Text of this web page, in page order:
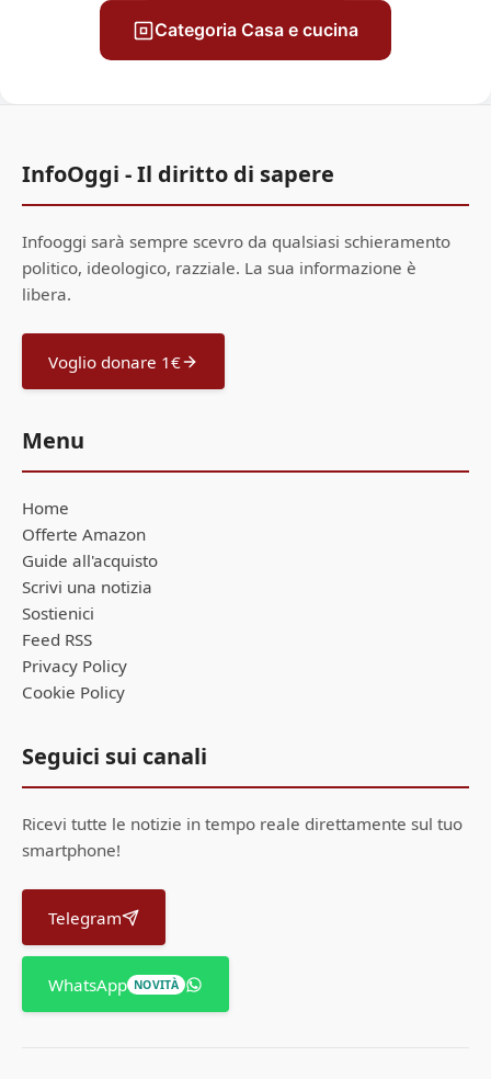
Categoria Casa e cucina
InfoOggi - Il diritto di sapere
Infooggi sarà sempre scevro da qualsiasi schieramento
politico, ideologico, razziale. La sua informazione è
libera.
Voglio donare 1€
Menu
Home
Offerte Amazon
Guide all'acquisto
Scrivi una notizia
Sostienici
Feed RSS
Privacy Policy
Cookie Policy
Seguici sui canali
Ricevi tutte le notizie in tempo reale direttamente sul tuo
smartphone!
Telegram
WhatsApp NOVITÀ